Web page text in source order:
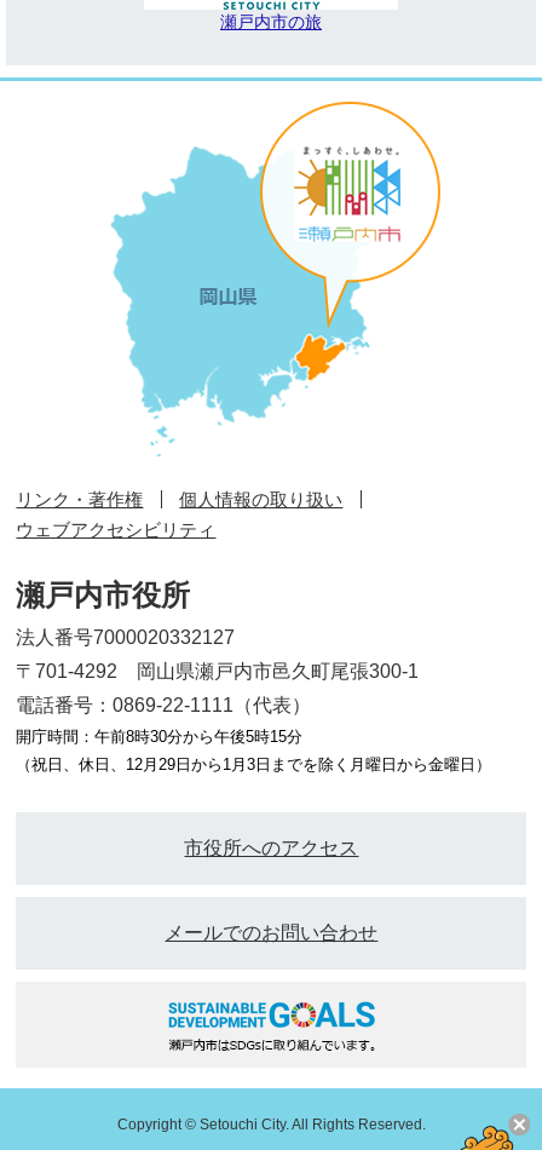
瀬戸内市の旅
リンク・著作権
個人情報の取り扱い
ウェブアクセシビリティ
瀬戸内市役所
法人番号7000020332127
〒701-4292 岡山県瀬戸内市邑久町尾張300-1
電話番号：0869-22-1111（代表）
開庁時間：午前8時30分から午後5時15分
（祝日、休日、12月29日から1月3日までを除く月曜日から金曜日）
市役所へのアクセス
メールでのお問い合わせ
Copyright © Setouchi City. All Rights Reserved.